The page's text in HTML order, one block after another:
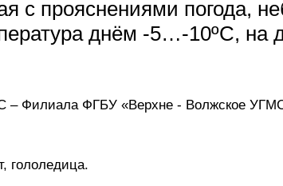
с прояснениями погода,
днём -5…-10ºС, на
– Филиала ФГБУ «Верхне - Волжское
гололедица.